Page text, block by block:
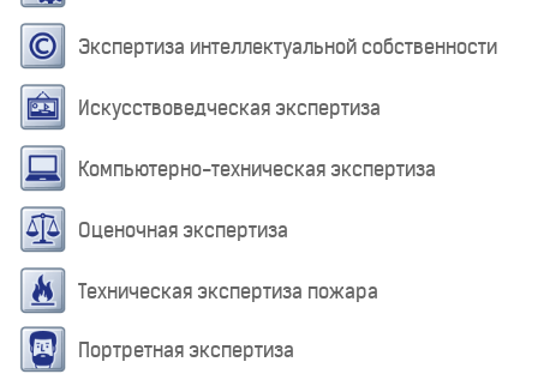
Экспертиза интеллектуальной собственности
Искусствоведческая экспертиза
Компьютерно-техническая экспертиза
Оценочная экспертиза
Техническая экспертиза пожара
Портретная экспертиза